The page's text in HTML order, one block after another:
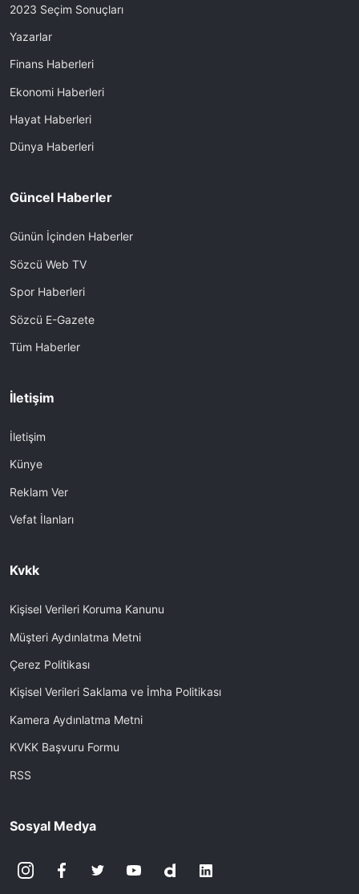
2023 Seçim Sonuçları
Yazarlar
Finans Haberleri
Ekonomi Haberleri
Hayat Haberleri
Dünya Haberleri
Güncel Haberler
Günün İçinden Haberler
Sözcü Web TV
Spor Haberleri
Sözcü E-Gazete
Tüm Haberler
İletişim
İletişim
Künye
Reklam Ver
Vefat İlanları
Kvkk
Kişisel Verileri Koruma Kanunu
Müşteri Aydınlatma Metni
Çerez Politikası
Kişisel Verileri Saklama ve İmha Politikası
Kamera Aydınlatma Metni
KVKK Başvuru Formu
RSS
Sosyal Medya